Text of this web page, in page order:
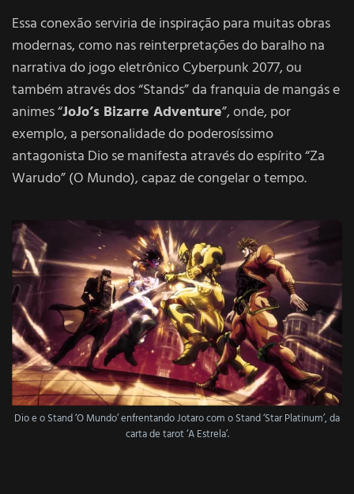
Essa conexão serviria de inspiração para muitas obras
modernas, como nas reinterpretações do baralho na
narrativa do jogo eletrônico Cyberpunk 2077, ou
também através dos “Stands” da franquia de mangás e
animes “JoJo’s Bizarre Adventure”, onde, por
exemplo, a personalidade do poderosíssimo
antagonista Dio se manifesta através do espírito “Za
Warudo” (O Mundo), capaz de congelar o tempo.
Dio e o Stand ‘O Mundo’ enfrentando Jotaro com o Stand ‘Star Platinum’, da
carta de tarot ‘A Estrela’.